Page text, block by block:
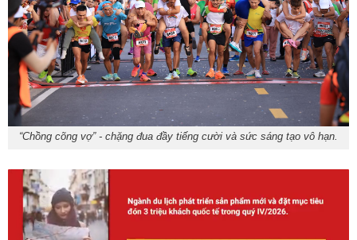
“Chồng cõng vợ” - chặng đua đầy tiếng cười và sức sáng tạo vô hạn.